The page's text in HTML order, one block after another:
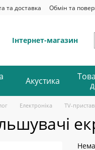
контенту
та доставка Обмін та
Інтернет-магазин
Акустика
Електроніка TV-